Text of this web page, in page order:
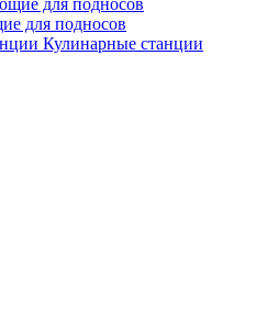
для подносов
Кулинарные станции